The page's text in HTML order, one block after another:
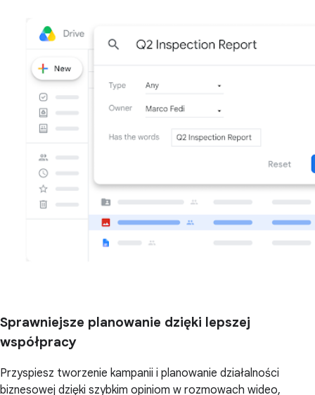
Sprawniejsze planowanie dzięki lepszej
współpracy
Przyspiesz tworzenie kampanii i planowanie działalności
biznesowej dzięki szybkim opiniom w rozmowach wideo,